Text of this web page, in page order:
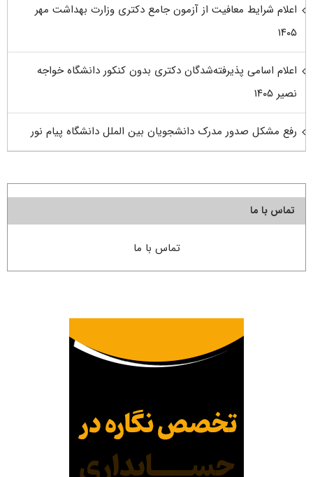
اعلام شرایط معافیت از آزمون جامع دکتری وزارت بهداشت مهر
۱۴۰۵
اعلام اسامی پذیرفته‌شدگان دکتری بدون کنکور دانشگاه خواجه
نصیر ۱۴۰۵
رفع مشکل صدور مدرک دانشجویان بین الملل دانشگاه پیام نور
تماس با ما
تماس با ما